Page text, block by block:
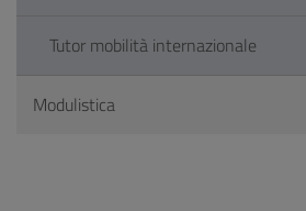
Tutor mobilità internazionale
Modulistica